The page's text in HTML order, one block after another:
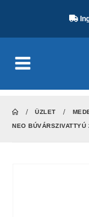
ÜZLET
NEO BÚVÁRSZIVATTYÚ